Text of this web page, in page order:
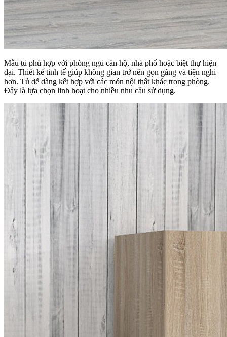
Mẫu tủ phù hợp với phòng ngủ căn hộ, nhà phố hoặc biệt thự hiện
đại. Thiết kế tinh tế giúp không gian trở nên gọn gàng và tiện nghi
hơn. Tủ dễ dàng kết hợp với các món nội thất khác trong phòng.
Đây là lựa chọn linh hoạt cho nhiều nhu cầu sử dụng.